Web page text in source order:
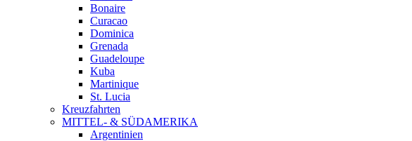
Bonaire
Curacao
Dominica
Grenada
Guadeloupe
Kuba
Martinique
St. Lucia
Kreuzfahrten
MITTEL- & SÜDAMERIKA
Argentinien